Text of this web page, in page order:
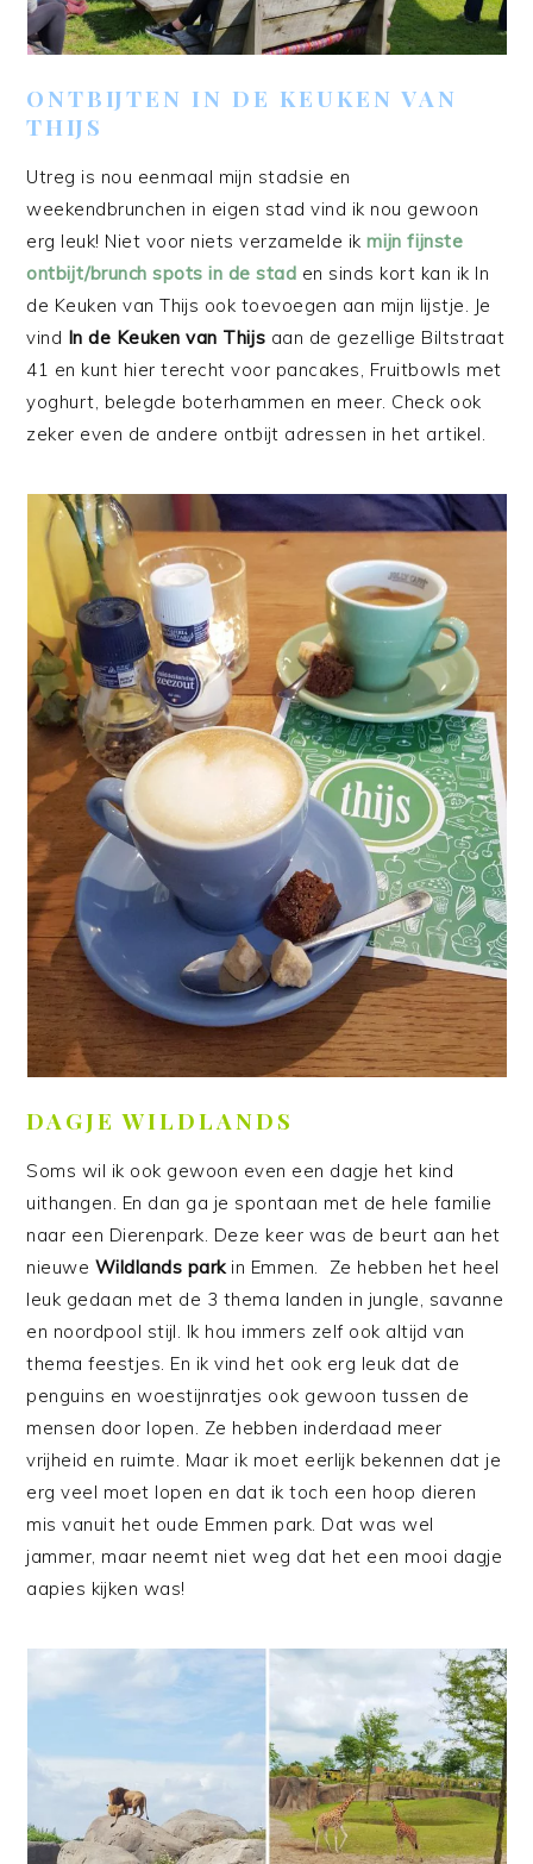
ONTBIJTEN IN DE KEUKEN VAN
THIJS
Utreg is nou eenmaal mijn stadsie en
weekendbrunchen in eigen stad vind ik nou gewoon
erg leuk! Niet voor niets verzamelde ik mijn fijnste
ontbijt/brunch spots in de stad en sinds kort kan ik In
de Keuken van Thijs ook toevoegen aan mijn lijstje. Je
vind In de Keuken van Thijs aan de gezellige Biltstraat
41 en kunt hier terecht voor pancakes, Fruitbowls met
yoghurt, belegde boterhammen en meer. Check ook
zeker even de andere ontbijt adressen in het artikel.
DAGJE WILDLANDS
Soms wil ik ook gewoon even een dagje het kind
uithangen. En dan ga je spontaan met de hele familie
naar een Dierenpark. Deze keer was de beurt aan het
nieuwe Wildlands park in Emmen. Ze hebben het heel
leuk gedaan met de 3 thema landen in jungle, savanne
en noordpool stijl. Ik hou immers zelf ook altijd van
thema feestjes. En ik vind het ook erg leuk dat de
penguins en woestijnratjes ook gewoon tussen de
mensen door lopen. Ze hebben inderdaad meer
vrijheid en ruimte. Maar ik moet eerlijk bekennen dat je
erg veel moet lopen en dat ik toch een hoop dieren
mis vanuit het oude Emmen park. Dat was wel
jammer, maar neemt niet weg dat het een mooi dagje
aapies kijken was!